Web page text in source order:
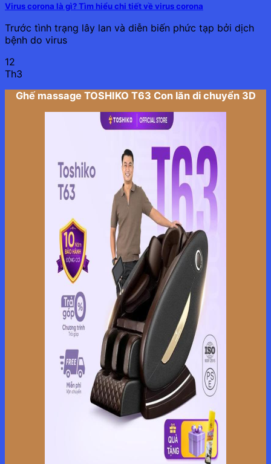
Virus corona là gì? Tìm hiểu chi tiết về virus corona
Trước tình trạng lây lan và diễn biến phức tạp bởi dịch
bệnh do virus
12
Th3
Ghế massage TOSHIKO T63 Con lăn di chuyển 3D